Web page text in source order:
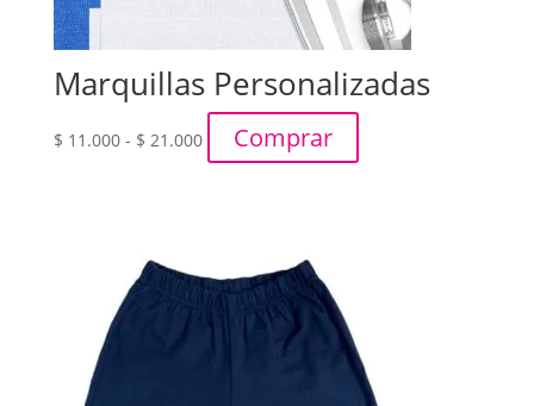
Marquillas Personalizadas
$ 11.000 - $ 21.000 Rango
de
$ 21.000
Comprar